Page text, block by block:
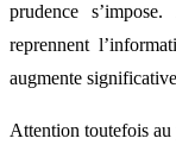
prudence
reprennent
augmente
Attention toutefois au